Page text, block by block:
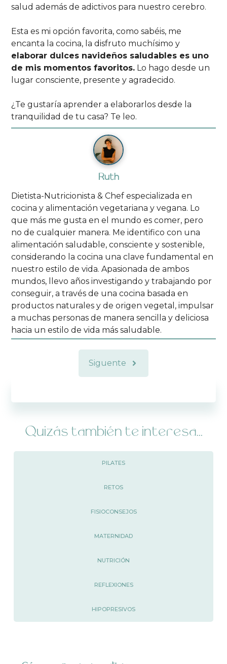
salud además de adictivos para nuestro cerebro.
Esta es mi opción favorita, como sabéis, me
encanta la cocina, la disfruto muchísimo y
elaborar dulces navideños saludables es uno
de mis momentos favoritos. Lo hago desde un
lugar consciente, presente y agradecido.
¿Te gustaría aprender a elaborarlos desde la
tranquilidad de tu casa? Te leo.
Ruth
Dietista-Nutricionista & Chef especializada en
cocina y alimentación vegetariana y vegana. Lo
que más me gusta en el mundo es comer, pero
no de cualquier manera. Me identifico con una
alimentación saludable, consciente y sostenible,
considerando la cocina una clave fundamental en
nuestro estilo de vida. Apasionada de ambos
mundos, llevo años investigando y trabajando por
conseguir, a través de una cocina basada en
productos naturales y de origen vegetal, impulsar
a muchas personas de manera sencilla y deliciosa
hacia un estilo de vida más saludable.
Siguente
Quizás también te interesa...
PILATES
RETOS
FISIOCONSEJOS
MATERNIDAD
NUTRICIÓN
REFLEXIONES
HIPOPRESIVOS